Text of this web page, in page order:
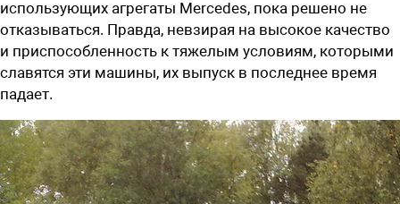
использующих агрегаты Mercedes, пока решено не
отказываться. Правда, невзирая на высокое качество
и приспособленность к тяжелым условиям, которыми
славятся эти машины, их выпуск в последнее время
падает.